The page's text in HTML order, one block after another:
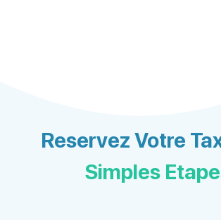
Reservez Votre
Simples